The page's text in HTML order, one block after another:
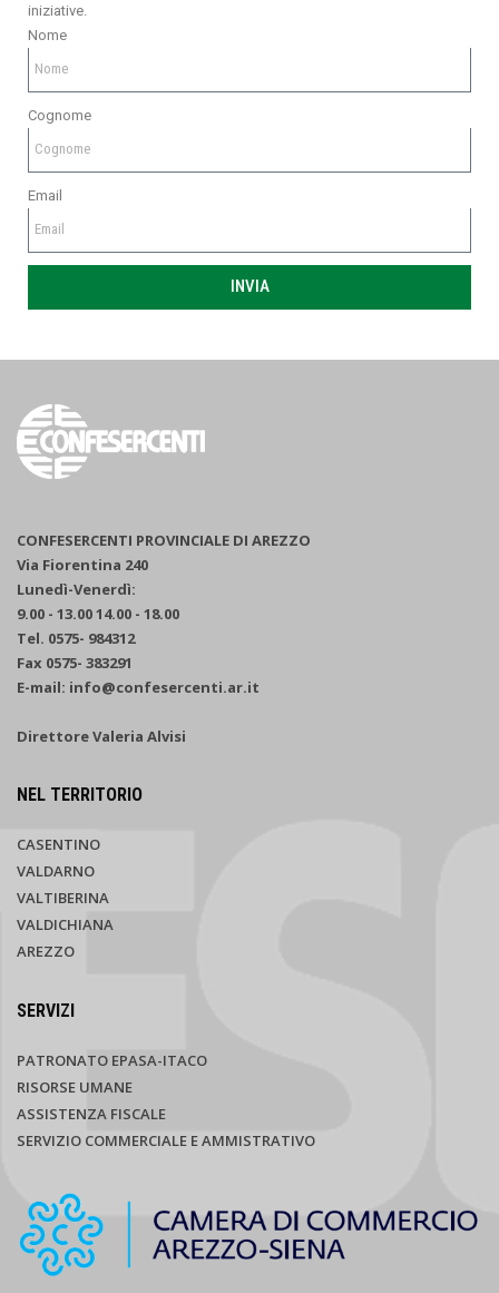
iniziative.
Nome
Cognome
Email
INVIA
CONFESERCENTI PROVINCIALE DI AREZZO
Via Fiorentina 240
Lunedì-Venerdì:
9.00 - 13.00 14.00 - 18.00
Tel. 0575- 984312
Fax 0575- 383291
E-mail: info@confesercenti.ar.it
Direttore Valeria Alvisi
NEL TERRITORIO
CASENTINO
VALDARNO
VALTIBERINA
VALDICHIANA
AREZZO
SERVIZI
PATRONATO EPASA-ITACO
RISORSE UMANE
ASSISTENZA FISCALE
SERVIZIO COMMERCIALE E AMMISTRATIVO